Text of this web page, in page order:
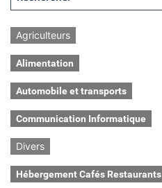
Agriculteurs
Alimentation
Automobile et transports
Communication Informatique
Divers
Hébergement Cafés Restaurants